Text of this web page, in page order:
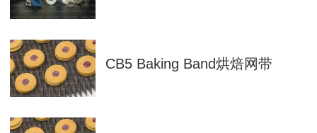
CB5 Baking Band烘焙网带